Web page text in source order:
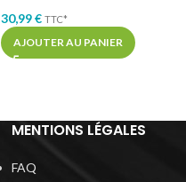
30,99€ TTC*
AJOUTER AU PANIER
MENTIONS LÉGALES
FAQ